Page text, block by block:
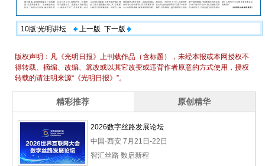
10版:光明讲坛 上一版 下一版